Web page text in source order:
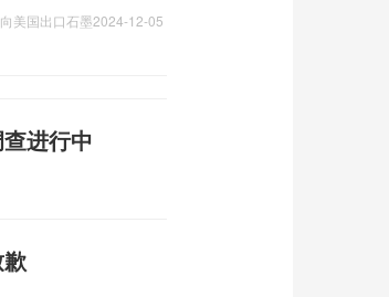
美国出口石墨2024-12-05
进行中